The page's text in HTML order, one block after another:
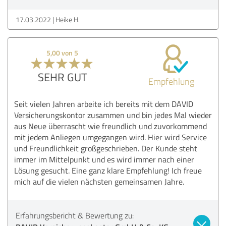
17.03.2022 Heike H.
5,00 von 5
SEHR GUT Empfehlung
Seit vielen Jahren arbeite ich bereits mit dem DAVID
Versicherungskontor zusammen und bin jedes Mal wieder
aus Neue überrascht wie freundlich und zuvorkommend
mit jedem Anliegen umgegangen wird. Hier wird Service
und Freundlichkeit großgeschrieben. Der Kunde steht
immer im Mittelpunkt und es wird immer nach einer
Lösung gesucht. Eine ganz klare Empfehlung! Ich freue
mich auf die vielen nächsten gemeinsamen Jahre.
Erfahrungsbericht & Bewertung zu: